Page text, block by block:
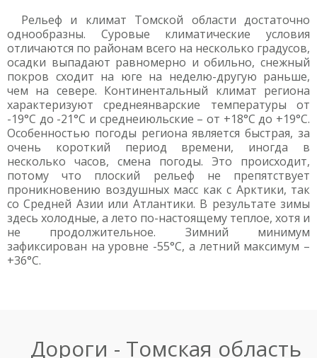
Рельеф и климат Томской области достаточно
однообразны. Суровые климатические условия
отличаются по районам всего на несколько градусов,
осадки выпадают равномерно и обильно, снежный
покров сходит на юге на неделю-другую раньше,
чем на севере. Континентальный климат региона
характеризуют среднеянварские температуры от
-19°С до -21°С и среднеиюльские – от +18°С до +19°С.
Особенностью погоды региона является быстрая, за
очень короткий период времени, иногда в
несколько часов, смена погоды. Это происходит,
потому что плоский рельеф не препятствует
проникновению воздушных масс как с Арктики, так
со Средней Азии или Атлантики. В результате зимы
здесь холодные, а лето по-настоящему теплое, хотя и
не продолжительное. Зимний минимум
зафиксирован на уровне -55°С, а летний максимум –
+36°С.
Дороги - Томская область